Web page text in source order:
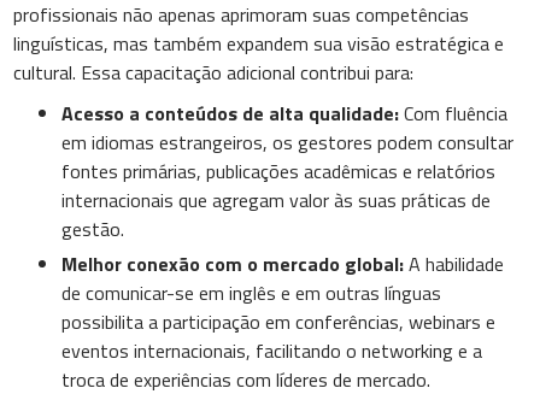
profissionais não apenas aprimoram suas competências
linguísticas, mas também expandem sua visão estratégica e
cultural. Essa capacitação adicional contribui para:
Acesso a conteúdos de alta qualidade:Com fluência
em idiomas estrangeiros, os gestores podem consultar
fontes primárias, publicações acadêmicas e relatórios
internacionais que agregam valor às suas práticas de
gestão.
Melhor conexão com o mercado global:A habilidade
de comunicar-se em inglês e em outras línguas
possibilita a participação em conferências, webinars e
eventos internacionais, facilitando o networking e a
troca de experiências com líderes de mercado.